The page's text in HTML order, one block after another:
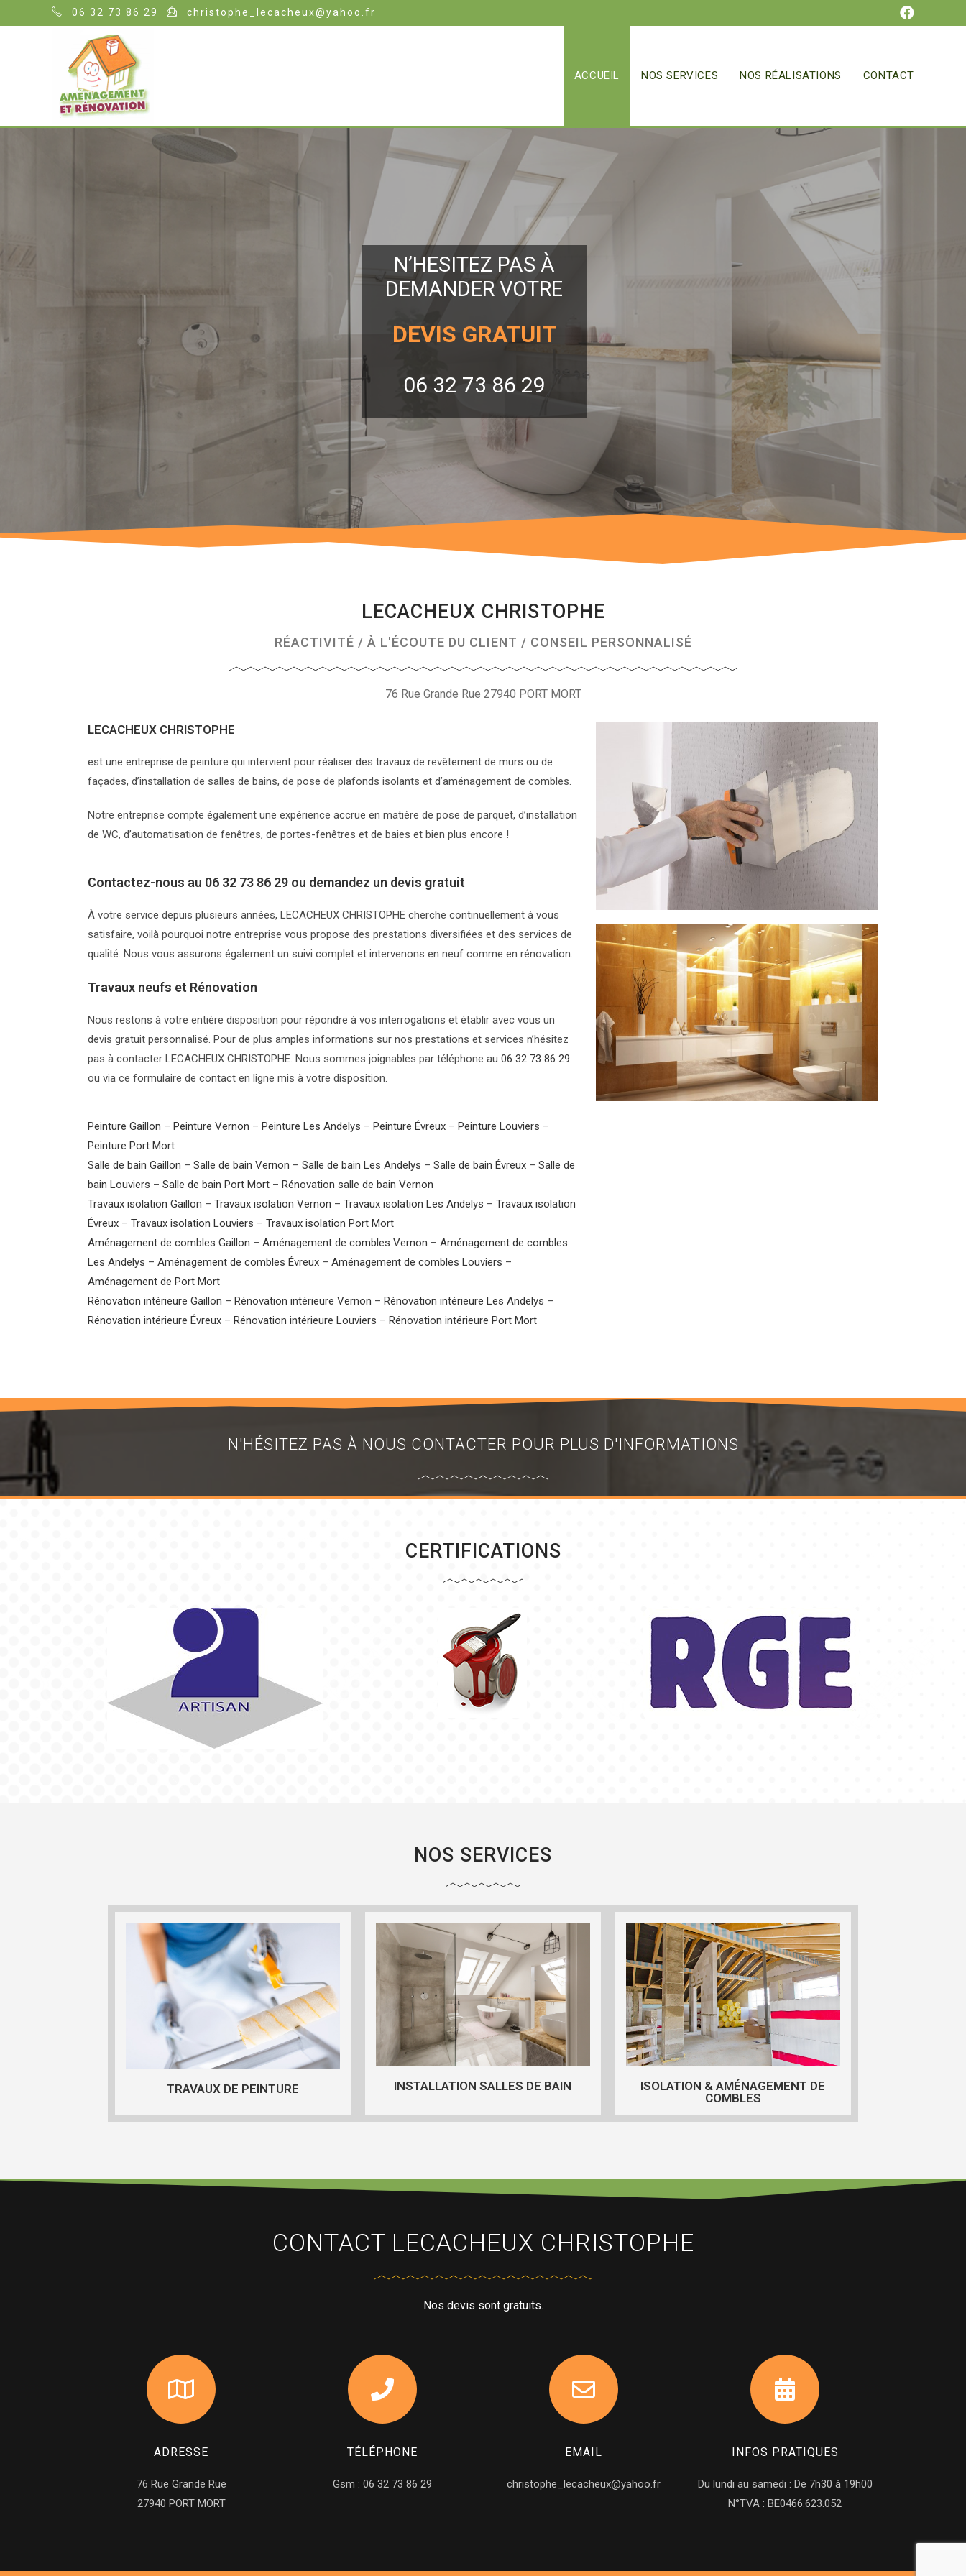
06 32 73 86 29 christophe_lecacheux@yahoo.fr
ACCUEIL NOS SERVICES NOS RÉALISATIONS CONTACT
N’HESITEZ PAS À
DEMANDER VOTRE
DEVIS GRATUIT
06 32 73 86 29
LECACHEUX CHRISTOPHE
RÉACTIVITÉ / À L'ÉCOUTE DU CLIENT / CONSEIL PERSONNALISÉ
76 Rue Grande Rue 27940 PORT MORT
LECACHEUX CHRISTOPHE
est une entreprise de peinture qui intervient pour réaliser des travaux de revêtement de murs ou de
façades, d’installation de salles de bains, de pose de plafonds isolants et d’aménagement de combles.
Notre entreprise compte également une expérience accrue en matière de pose de parquet, d’installation
de WC, d’automatisation de fenêtres, de portes-fenêtres et de baies et bien plus encore !
Contactez-nous au 06 32 73 86 29 ou demandez un devis gratuit
À votre service depuis plusieurs années, LECACHEUX CHRISTOPHE cherche continuellement à vous
satisfaire, voilà pourquoi notre entreprise vous propose des prestations diversifiées et des services de
qualité. Nous vous assurons également un suivi complet et intervenons en neuf comme en rénovation.
Travaux neufs et Rénovation
Nous restons à votre entière disposition pour répondre à vos interrogations et établir avec vous un
devis gratuit personnalisé. Pour de plus amples informations sur nos prestations et services n’hésitez
pas à contacter LECACHEUX CHRISTOPHE. Nous sommes joignables par téléphone au 06 32 73 86 29
ou via ce formulaire de contact en ligne mis à votre disposition.
Peinture Gaillon – Peinture Vernon – Peinture Les Andelys – Peinture Évreux – Peinture Louviers –
Peinture Port Mort
Salle de bain Gaillon – Salle de bain Vernon – Salle de bain Les Andelys – Salle de bain Évreux – Salle de
bain Louviers – Salle de bain Port Mort – Rénovation salle de bain Vernon
Travaux isolation Gaillon – Travaux isolation Vernon – Travaux isolation Les Andelys – Travaux isolation
Évreux – Travaux isolation Louviers – Travaux isolation Port Mort
Aménagement de combles Gaillon – Aménagement de combles Vernon – Aménagement de combles
Les Andelys – Aménagement de combles Évreux – Aménagement de combles Louviers –
Aménagement de Port Mort
Rénovation intérieure Gaillon – Rénovation intérieure Vernon – Rénovation intérieure Les Andelys –
Rénovation intérieure Évreux – Rénovation intérieure Louviers – Rénovation intérieure Port Mort
N'HÉSITEZ PAS À NOUS CONTACTER POUR PLUS D'INFORMATIONS
CERTIFICATIONS
NOS SERVICES
TRAVAUX DE PEINTURE INSTALLATION SALLES DE BAIN
ISOLATION & AMÉNAGEMENT DE
COMBLES
CONTACT LECACHEUX CHRISTOPHE
Nos devis sont gratuits.
ADRESSE
76 Rue Grande Rue
27940 PORT MORT
TÉLÉPHONE
Gsm : 06 32 73 86 29
EMAIL
christophe_lecacheux@yahoo.fr
INFOS PRATIQUES
Du lundi au samedi : De 7h30 à 19h00
N°TVA : BE0466.623.052